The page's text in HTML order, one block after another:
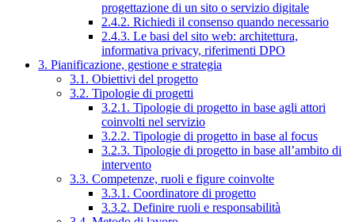
progettazione di un sito o servizio digitale
2.4.2. Richiedi il consenso quando necessario
2.4.3. Le basi del sito web: architettura,
informativa privacy, riferimenti DPO
3. Pianificazione, gestione e strategia
3.1. Obiettivi del progetto
3.2. Tipologie di progetti
3.2.1. Tipologie di progetto in base agli attori
coinvolti nel servizio
3.2.2. Tipologie di progetto in base al focus
3.2.3. Tipologie di progetto in base all’ambito di
intervento
3.3. Competenze, ruoli e figure coinvolte
3.3.1. Coordinatore di progetto
3.3.2. Definire ruoli e responsabilità